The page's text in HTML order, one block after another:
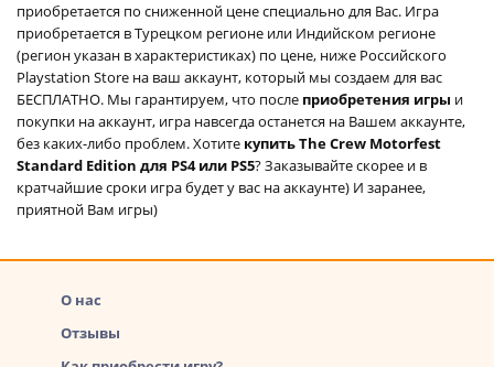
приобретается по сниженной цене специально для Вас. Игра
приобретается в Турецком регионе или Индийском регионе
(регион указан в характеристиках) по цене, ниже Российского
Playstation Store на ваш аккаунт, который мы создаем для вас
БЕСПЛАТНО. Мы гарантируем, что после приобретения игры и
покупки на аккаунт, игра навсегда останется на Вашем аккаунте,
без каких-либо проблем. Хотите купить The Crew Motorfest
Standard Edition для PS4 или PS5? Заказывайте скорее и в
кратчайшие сроки игра будет у вас на аккаунте) И заранее,
приятной Вам игры)
О нас
Отзывы